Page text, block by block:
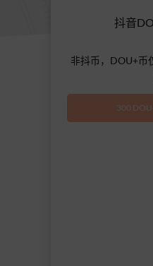
抖音
非抖币，DOU+币
300